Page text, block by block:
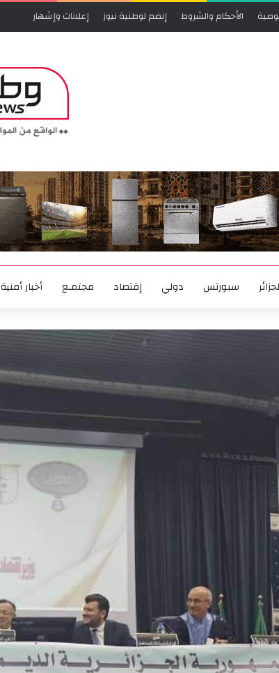
الأحكام والشروط إنضم لوطنية نيوز إعلانات وإشهار
سبورتس دولي إقتصاد مجتمـع أخبار أمنية